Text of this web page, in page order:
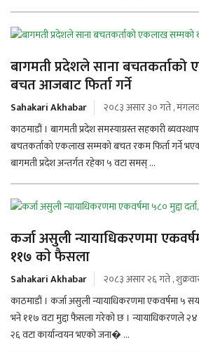
बागमती प्रदेशले साना
बचत आजबाट फिर्ता गर्ने
Sahakari Akhabar
२०८३ असार ३० गते ,
काठमाडौं । बागमती प्रदेश समस्याग्रस्त सहकारी
बचतकर्ताको एकलाख सम्मको बचत रकम फिर्ता गर्ने
बागमती प्रदेश अन्तर्गत रहेका ५ वटा समस् ...
कर्जा असुली न्यायाधिकरणमा
११७ काे फैसला
Sahakari Akhabar
२०८३ असार २६ गते ,
काठमाडौं । कर्जा असुली न्यायाधिकरणमा एकवर्षमा ५
भने ११७ वटा मुद्दा फैसला गरेको छ । न्यायाधिकरणले २४
२६ वटा कार्यान्वयन भएको जना� ...